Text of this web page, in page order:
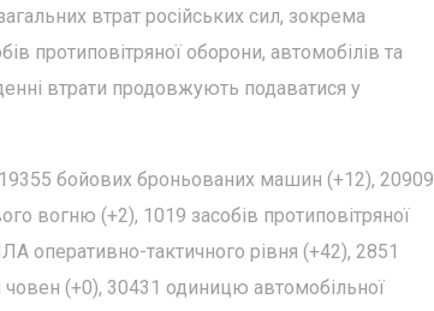
втрат російських сил, зокрема
протиповітряної оборони, автомобілів та
втрати продовжують подаватися у
бойових броньованих машин (+12), 20909
вогню (+2), 1019 засобів протиповітряної
оперативно-тактичного рівня (+42), 2851
човен (+0), 30431 одиницю автомобільної